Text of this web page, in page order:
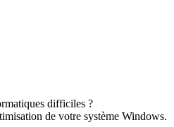
difficiles ?
de votre système Windows.